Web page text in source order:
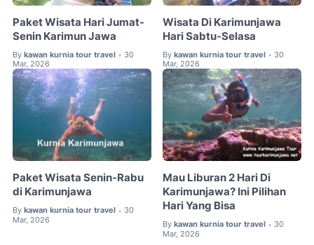
Paket Wisata Hari Jumat-
Senin Karimun Jawa
By kawan kurnia tour travel • 30
Mar, 2026
Wisata Di Karimunjawa
Hari Sabtu-Selasa
By kawan kurnia tour travel • 30
Mar, 2026
Paket Wisata Senin-Rabu
di Karimunjawa
By kawan kurnia tour travel • 30
Mar, 2026
Mau Liburan 2 Hari Di
Karimunjawa? Ini Pilihan
Hari Yang Bisa
By kawan kurnia tour travel • 30
Mar, 2026